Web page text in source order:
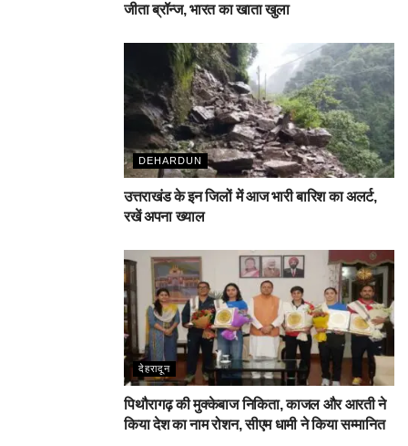
जीता ब्रॉन्ज, भारत का खाता खुला
DEHARDUN
उत्तराखंड के इन जिलों में आज भारी बारिश का अलर्ट,
रखें अपना ख्याल
देहरादून
पिथौरागढ़ की मुक्केबाज निकिता, काजल और आरती ने
किया देश का नाम रोशन, सीएम धामी ने किया सम्मानित